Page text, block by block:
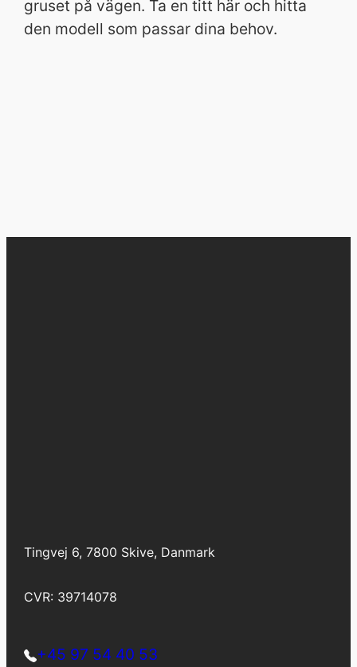
gruset på vägen. Ta en titt här och hitta
den modell som passar dina behov.
Tingvej 6, 7800 Skive, Danmark
CVR: 39714078
+45 97 54 40 53